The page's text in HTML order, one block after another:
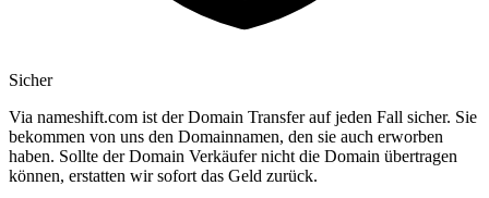
Sicher
Via nameshift.com ist der Domain Transfer auf jeden Fall sicher. Sie
bekommen von uns den Domainnamen, den sie auch erworben
haben. Sollte der Domain Verkäufer nicht die Domain übertragen
können, erstatten wir sofort das Geld zurück.